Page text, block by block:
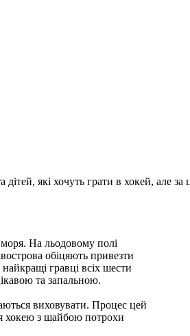
які хочуть грати в хокей, але за
На льодовому полі
обіцяють привезти
гравці всіх шести
та запальною.
виховувати. Процес цей
хокею з шайбою потрохи